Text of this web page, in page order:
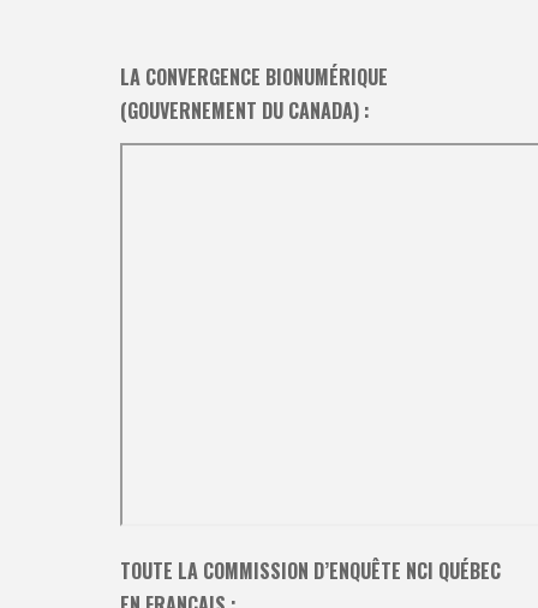
LA CONVERGENCE BIONUMÉRIQUE
(GOUVERNEMENT DU CANADA) :
TOUTE LA COMMISSION D’ENQUÊTE NCI QUÉBEC